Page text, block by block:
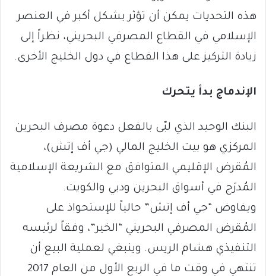
هذه التحديات يمكن أن تؤثر بشكل أكبر في العنصر
الإسلامي في القطاع المصرفي البحريني، نظراً إلى
زيادة التركيز على هذا القطاع في دول الخليج الأخرى.
الإندماج بدأ يتحرك
البنك الوحيد الذي لبّى بالفعل دعوة مصرف البحرين
المركزي هو بيت الخليج المالي (جي أف إتش)،
المُقرض الإقليمي المتوافق مع الشريعة الإسلامية
المُدرَج في أسواق البحرين ودبي والكويت.
ويفاوض “جي أف إتش” حالياً للإستحواذ على
المُقرض المصرفي البحريني “الخير”، وفقاً لرئيسه
التنفيذي هشام الريس. وينبغي لعملية البيع أن
تنتهي في وقت ما في الربع الأول من العام 2017